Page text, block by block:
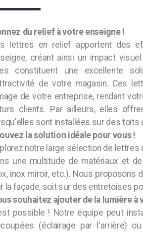
du relief à votre enseigne !
lettres en relief apportent des
créant ainsi un impact
constituent une excellente
de votre magasin. Ces
de votre entreprise, rendant
clients. Par ailleurs, elles
sont installées sur des
la solution idéale pour vous !
notre large sélection de
une multitude de matériaux et
inox miroir, etc.). Nous
la façade, soit sur des entretoises
souhaitez ajouter de la lumière à
possible ! Notre équipe peut
(éclairage par l'arrière)